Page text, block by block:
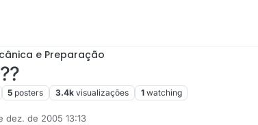
e Preparação
5 posters 3.4k visualizações 1 watching
dez. de 2005 13:13